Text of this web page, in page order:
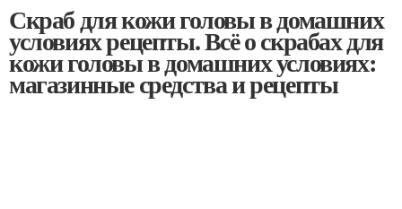
Скраб для кожи головы в домашних
условиях рецепты. Всё о скрабах для
кожи головы в домашних условиях:
магазинные средства и рецепты